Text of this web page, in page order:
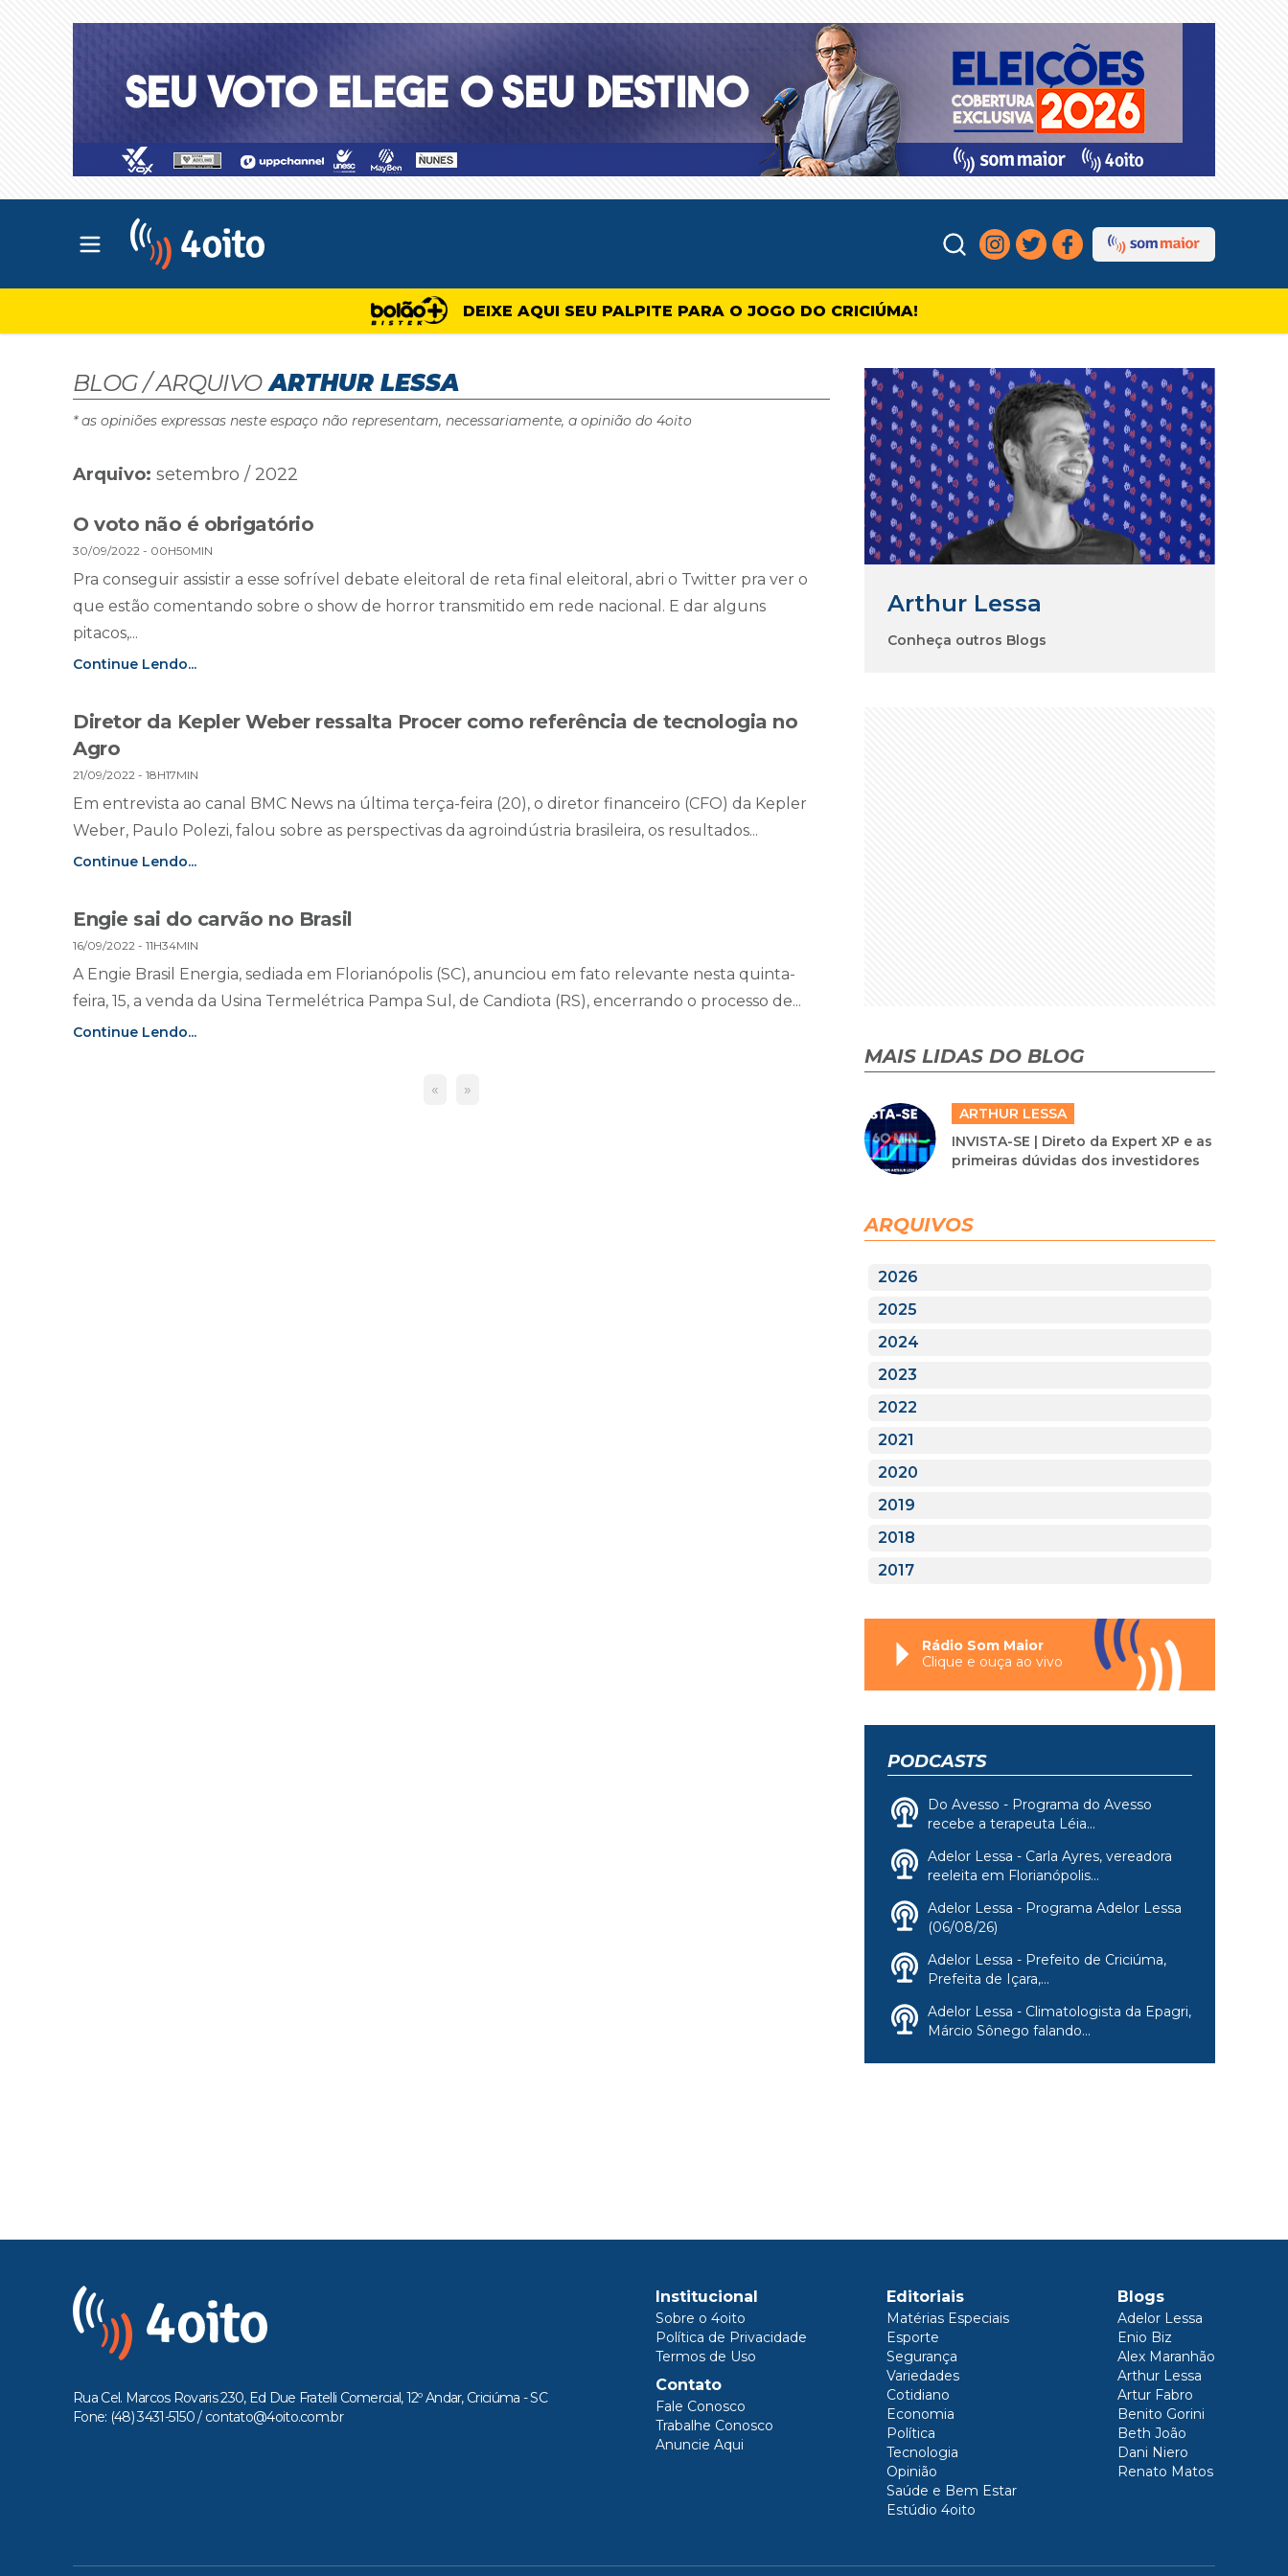
Abrir menu principal
DEIXE AQUI SEU PALPITE PARA O JOGO DO CRICIÚMA!
BLOG / ARQUIVO ARTHUR LESSA
* as opiniões expressas neste espaço não representam, necessariamente, a opinião do 4oito
Arquivo: setembro / 2022
O voto não é obrigatório
30/09/2022 - 00H50MIN
Pra conseguir assistir a esse sofrível debate eleitoral de reta final eleitoral, abri o Twitter pra ver o
que estão comentando sobre o show de horror transmitido em rede nacional. E dar alguns
pitacos,...
Continue Lendo...
Diretor da Kepler Weber ressalta Procer como referência de tecnologia no
Agro
21/09/2022 - 18H17MIN
Em entrevista ao canal BMC News na última terça-feira (20), o diretor financeiro (CFO) da Kepler
Weber, Paulo Polezi, falou sobre as perspectivas da agroindústria brasileira, os resultados...
Continue Lendo...
Engie sai do carvão no Brasil
16/09/2022 - 11H34MIN
A Engie Brasil Energia, sediada em Florianópolis (SC), anunciou em fato relevante nesta quinta-
feira, 15, a venda da Usina Termelétrica Pampa Sul, de Candiota (RS), encerrando o processo de...
Continue Lendo...
« »
Arthur Lessa
Conheça outros Blogs
MAIS LIDAS DO BLOG
ARTHUR LESSA
INVISTA-SE | Direto da Expert XP e as
primeiras dúvidas dos investidores
ARQUIVOS
2026
2025
2024
2023
2022
2021
2020
2019
2018
2017
Rádio Som Maior
Clique e ouça ao vivo
PODCASTS
Do Avesso - Programa do Avesso
recebe a terapeuta Léia...
Adelor Lessa - Carla Ayres, vereadora
reeleita em Florianópolis...
Adelor Lessa - Programa Adelor Lessa
(06/08/26)
Adelor Lessa - Prefeito de Criciúma,
Prefeita de Içara,...
Adelor Lessa - Climatologista da Epagri,
Márcio Sônego falando...
Rua Cel. Marcos Rovaris 230, Ed Due Fratelli Comercial, 12º Andar, Criciúma - SC
Fone: (48) 3431-5150 / contato@4oito.com.br
Institucional
Sobre o 4oito
Política de Privacidade
Termos de Uso
Contato
Fale Conosco
Trabalhe Conosco
Anuncie Aqui
Editoriais
Matérias Especiais
Esporte
Segurança
Variedades
Cotidiano
Economia
Política
Tecnologia
Opinião
Saúde e Bem Estar
Estúdio 4oito
Blogs
Adelor Lessa
Enio Biz
Alex Maranhão
Arthur Lessa
Artur Fabro
Benito Gorini
Beth João
Dani Niero
Renato Matos